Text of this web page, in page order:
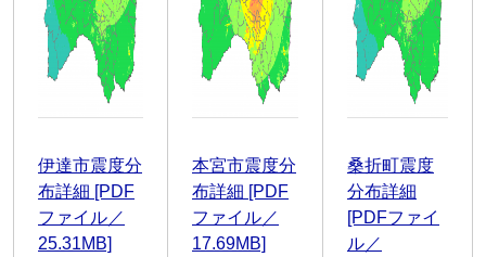
伊達市震度分
布詳細 [PDF
ファイル／
25.31MB]
本宮市震度分
布詳細 [PDF
ファイル／
17.69MB]
桑折町震度
分布詳細
[PDFファイ
ル／